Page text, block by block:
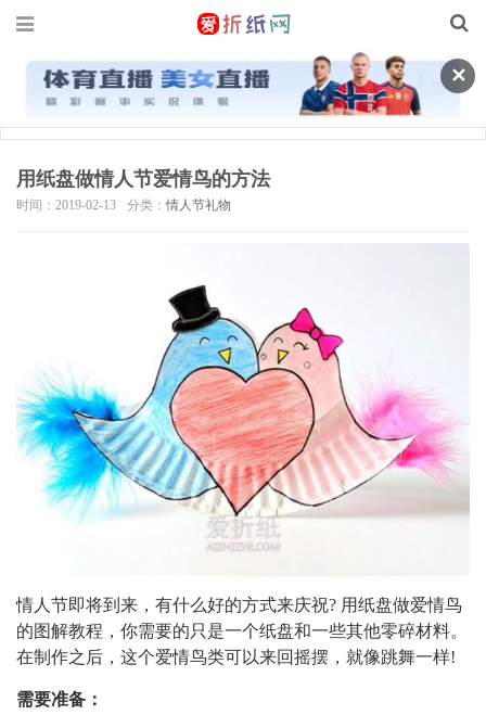
✕
用纸盘做情人节爱情鸟的方法
时间：2019-02-13 分类： 情人节礼物
情人节即将到来，有什么好的方式来庆祝? 用纸盘做爱情鸟
的图解教程，你需要的只是一个纸盘和一些其他零碎材料。
在制作之后，这个爱情鸟类可以来回摇摆，就像跳舞一样!
需要准备：